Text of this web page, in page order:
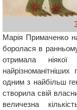
Марія Примаченко
боролася в
отримала ніякої
одним з найбільш
створила свій
величезна